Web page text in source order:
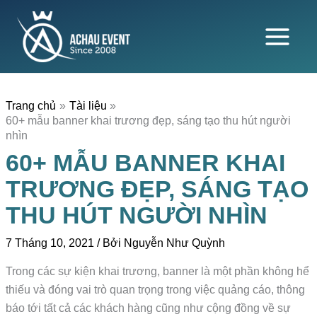
Trang chủ
Tài liệu
60+ mẫu banner khai trương đẹp, sáng tạo thu hút người
nhìn
60+ MẪU BANNER KHAI
TRƯƠNG ĐẸP, SÁNG TẠO
THU HÚT NGƯỜI NHÌN
7 Tháng 10, 2021/ Bởi Nguyễn Như Quỳnh
Trong các sự kiện khai trương, banner là một phần không hể
thiếu và đóng vai trò quan trọng trong việc quảng cáo, thông
báo tới tất cả các khách hàng cũng như cộng đồng về sự